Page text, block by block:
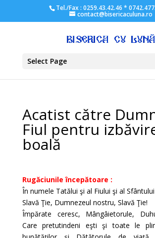
Tel./Fax : 0259.43.42.46 *
contact@bisericaculuna.ro
Select Page
Acatist către
Fiul pentru
boală
Rugăciunile începătoare :
În numele Tatălui şi al Fiului şi al
Slavă Ţie, Dumnezeul nostru, Slavă Ţie!
Împărate ceresc, Mângâietorule,
Care pretutindeni eşti şi toate le